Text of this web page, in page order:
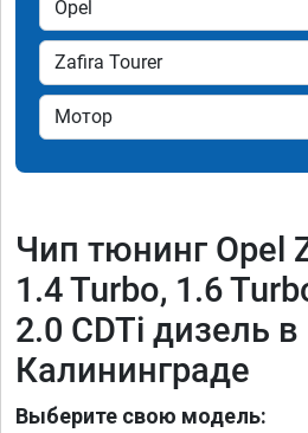
Чип тюнинг Opel
1.4 Turbo, 1.6
2.0 CDTi дизель в
Калининграде
Выберите свою модель: